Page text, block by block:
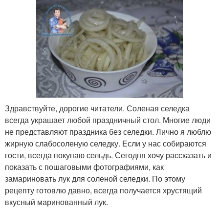
Здравствуйте, дорогие читатели. Соленая селедка
всегда украшает любой праздничный стол. Многие люди
не представляют праздника без селедки. Лично я люблю
жирную слабосоленую селедку. Если у нас собираются
гости, всегда покупаю сельдь. Сегодня хочу рассказать и
показать с пошаговыми фотографиями, как
замариновать лук для соленой селедки. По этому
рецепту готовлю давно, всегда получается хрустящий
вкусный маринованный лук.